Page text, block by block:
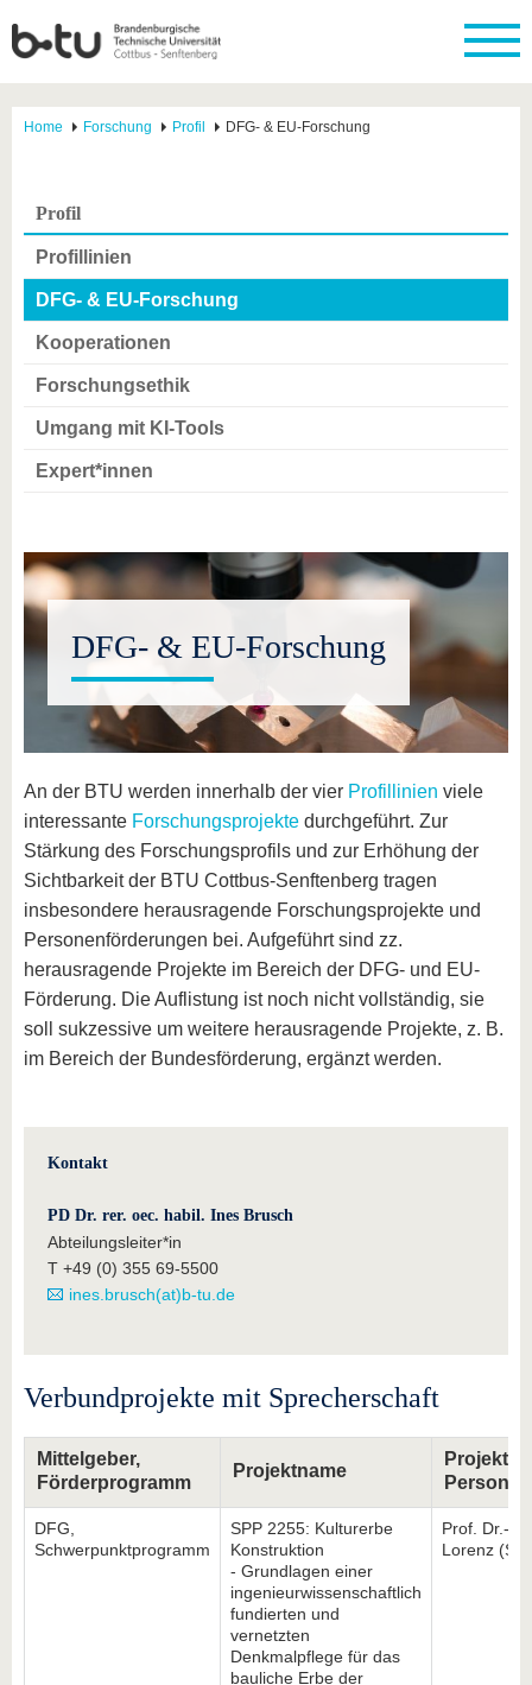
Home Forschung Profil DFG- & EU-Forschung
Profil
Profillinien
DFG- & EU-Forschung
Kooperationen
Forschungsethik
Umgang mit KI-Tools
Expert*innen
DFG- & EU-Forschung
An der BTU werden innerhalb der vier Profillinien viele
interessante Forschungsprojekte durchgeführt. Zur
Stärkung des Forschungsprofils und zur Erhöhung der
Sichtbarkeit der BTU Cottbus-Senftenberg tragen
insbesondere herausragende Forschungsprojekte und
Personenförderungen bei. Aufgeführt sind zz.
herausragende Projekte im Bereich der DFG- und EU-
Förderung. Die Auflistung ist noch nicht vollständig, sie
soll sukzessive um weitere herausragende Projekte, z. B.
im Bereich der Bundesförderung, ergänzt werden.
Kontakt
PD Dr. rer. oec. habil. Ines Brusch
Abteilungsleiter*in
T +49 (0) 355 69-5500
ines.brusch(at)b-tu.de
Verbundprojekte mit Sprecherschaft
Mittelgeber,
Förderprogramm
Projektname
Person
DFG,
Schwerpunktprogramm
SPP 2255: Kulturerbe
Konstruktion
- Grundlagen einer
ingenieurwissenschaftlich
fundierten und
vernetzten
Denkmalpflege für das
bauliche Erbe der
Prof. Dr.-
Lorenz